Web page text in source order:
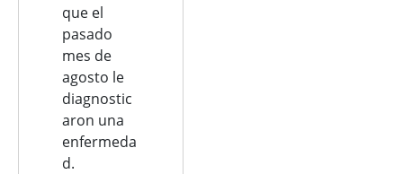
que el
pasado
mes de
agosto le
diagnostic
aron una
enfermeda
d.